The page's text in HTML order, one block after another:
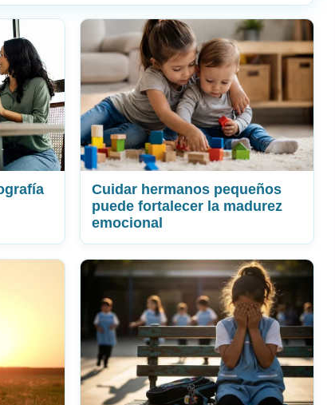
Cuidar hermanos pequeños
puede fortalecer la madurez
emocional